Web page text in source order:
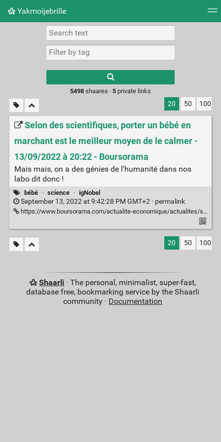
Yakmoijebrille
Picture wall
results.
5498shaares · 5private links
20 50 100
Selon des scientifiques, porter un bébé en
marchant est le meilleur moyen de le calmer -
13/09/2022 à 20:22 - Boursorama
Mais mais, on a des génies de l'humanité dans nos
labo dit donc !
bébé · science · igNobel
September 13, 2022 at 9:42:28 PM GMT+2 · permalink
https://www.boursorama.com/actualite-economique/actualites/selon-des-scientifiques-porter-un-bebe-en-marchant-est-le-meilleur-moyen-de-le-calmer-c966bbf8b0430480f94d3ed0fe6b638a
20 50 100
Shaarli · The personal, minimalist, super-fast,
database free, bookmarking service by the Shaarli
community · Documentation